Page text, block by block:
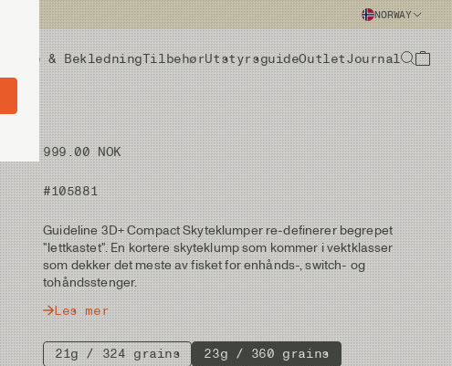
NORWAY
Vadere & BekledningTilbehørUtstyrsguideOutletJournal
999.00 NOK
#105881
Guideline 3D+ Compact Skyteklumper re-definerer begrepet
"lettkastet". En kortere skyteklump som kommer i vektklasser
som dekker det meste av fisket for enhånds-, switch- og
tohåndsstenger.
Les mer
21g / 324 grains
23g / 360 grains